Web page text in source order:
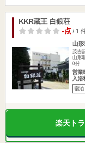
KKR蔵王 白銀荘
-点/ 1
山
茂吉
山形
0分
営業
入浴
宿泊
楽天ト